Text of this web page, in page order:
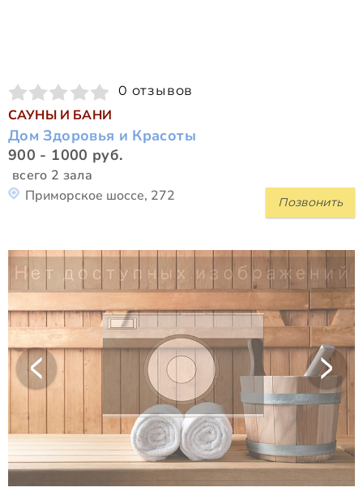
0 отзывов
САУНЫ И БАНИ
Дом Здоровья и Красоты
900 - 1000 руб.
всего 2 зала
Позвонить
Приморское шоссе, 272